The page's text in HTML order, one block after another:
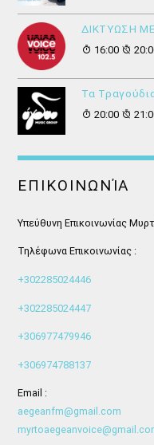
ΔΙΚΤΥΩΣΗ ΜΕ
16:00
Τα
20:00
ΕΠΙΚΟΙΝΩΝΊΑ
Υπεύθυνη Επικοινωνίας
Τηλέφωνα Επικοινωνίας :
+302285024446
+302285024447
+306977479946
+306974788137
Email :
aegeanfm@gmail.com